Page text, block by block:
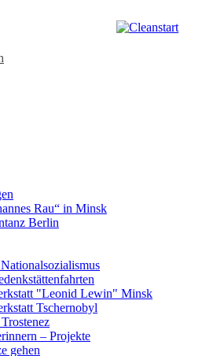
Rau“ in Minsk
Berlin
"Leonid Lewin" Minsk
Tschernobyl
– Projekte
gehen